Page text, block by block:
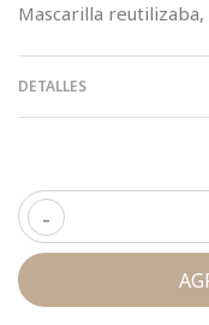
Mascarilla
DETALLES
-